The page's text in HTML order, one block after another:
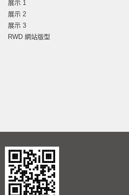
展示 1
展示 2
展示 3
RWD 網站版型